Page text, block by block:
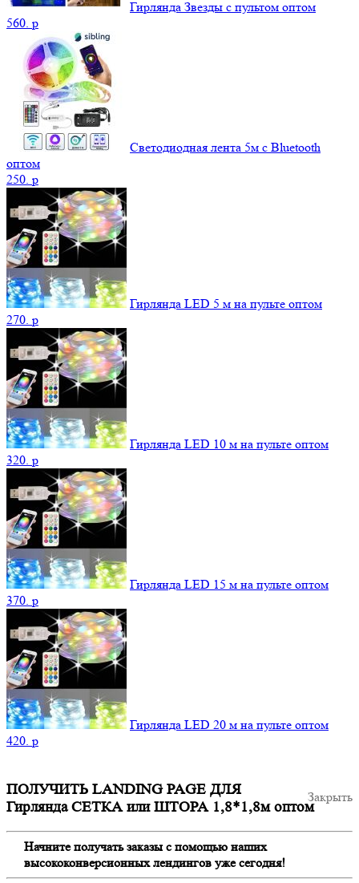
Гирлянда Звезды с пультом оптом
560. p
Светодиодная лента 5м с Bluetooth
оптом
250. p
Гирлянда LED 5 м на пульте оптом
270. p
Гирлянда LED 10 м на пульте оптом
320. p
Гирлянда LED 15 м на пульте оптом
370. p
Гирлянда LED 20 м на пульте оптом
420. p
Закрыть
ПОЛУЧИТЬ LANDING PAGE ДЛЯ
Гирлянда СЕТКА или ШТОРА 1,8*1,8м оптом
Начните получать заказы с помощью наших
высококонверсионных лендингов уже сегодня!